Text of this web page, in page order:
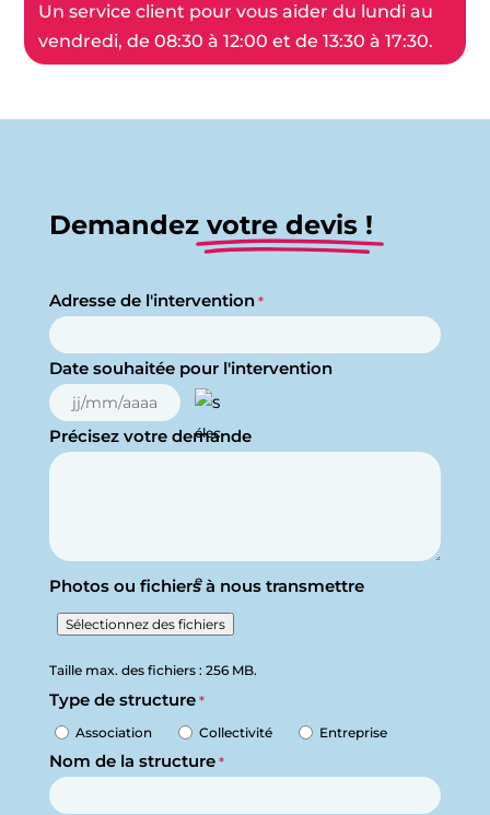
Un service client pour vous aider du lundi au
vendredi, de 08:30 à 12:00 et de 13:30 à 17:30.
Demandez votre devis !
Adresse de l'intervention *
Date souhaitée pour l'intervention
JJ
slash
Précisez votre demande
Photos ou fichiers à nous transmettre
Sélectionnez des fichiers
Taille max. des fichiers : 256 MB.
Type de structure *
Association
Collectivité Entreprise
Nom de la structure *